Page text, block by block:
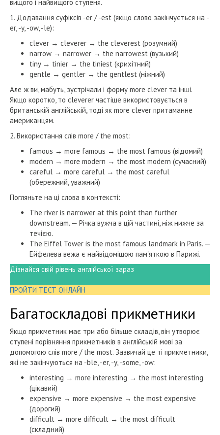
вищого і найвищого ступеня.
1. Додавання суфіксів -er / -est (якщо слово закінчується на -
er, -y, -ow, -le):
clever → cleverer → the cleverest (розумний)
narrow → narrower → the narrowest (вузький)
tiny → tinier → the tiniest (крихітний)
gentle → gentler → the gentlest (ніжний)
Але ж ви, мабуть, зустрічали і форму more clever та інші.
Якщо коротко, то cleverer частіше використовується в
британській англійській, тоді як more clever притаманне
американцям.
2. Використання слів more / the most:
famous → more famous → the most famous (відомий)
modern → more modern → the most modern (сучасний)
careful → more careful → the most careful
(обережний, уважний)
Погляньте на ці слова в контексті:
The river is narrower at this point than further
downstream. — Річка вужча в цій частині, ніж нижче за
течією.
The Eiffel Tower is the most famous landmark in Paris. —
Ейфелева вежа є найвідомішою пам'яткою в Парижі.
Дізнайся свій рівень англійської зараз
ПРОЙТИ ТЕСТ ОНЛАЙН
Багатоскладові прикметники
Якщо прикметник має три або більше складів, він утворює
ступені порівняння прикметників в англійській мові за
допомогою слів more / the most. Зазвичай це ті прикметники,
які не закінчуються на -ble, -er, -y, -some, -ow:
interesting → more interesting → the most interesting
(цікавий)
expensive → more expensive → the most expensive
(дорогий)
difficult → more difficult → the most difficult
(складний)